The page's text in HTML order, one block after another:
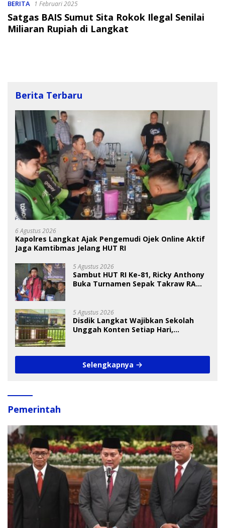
BERITA 1 Februari 2025
Satgas BAIS Sumut Sita Rokok Ilegal Senilai
Miliaran Rupiah di Langkat
Berita Terbaru
6 Agustus 2026
Kapolres Langkat Ajak Pengemudi Ojek Online Aktif
Jaga Kamtibmas Jelang HUT RI
5 Agustus 2026
Sambut HUT RI Ke-81, Ricky Anthony
Buka Turnamen Sepak Takraw RA
5 Agustus 2026
Disdik Langkat Wajibkan Sekolah
Unggah Konten Setiap Hari,
Selengkapnya
Pemerintah